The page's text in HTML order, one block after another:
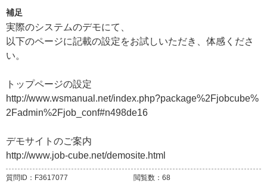
補足
実際のシステムのデモにて、
以下のページに記載の設定をお試しいただき、体感くださ
い。
トップページの設定
http://www.wsmanual.net/index.php?package%2Fjobcube%
2Fadmin%2Fjob_conf#n498de16
デモサイトのご案内
http://www.job-cube.net/demosite.html
質問ID： F3617077 閲覧数： 68